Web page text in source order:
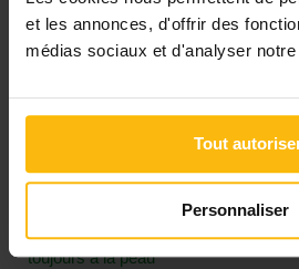
et les annonces, d'offrir des
médias sociaux et d'analyser
Tout
Personnaliser
Quand l’éduc maltraite : "Je l’ai vu
Travail social : "Les meilleures
de côté"
Travail social : le syndrome du
Secteur non-marchand : balayer
Travail social : vous avez dit piston ?
Travailler dans le social : ces clichés
toujours à la peau